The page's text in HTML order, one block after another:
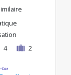
4 2